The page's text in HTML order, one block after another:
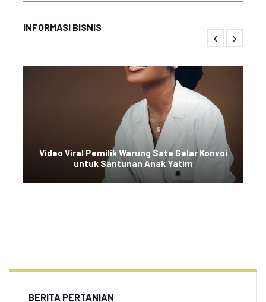
INFORMASI BISNIS
Video Viral Pemilik Warung Sate Gelar Konvoi
untuk Santunan Anak Yatim
BERITA PERTANIAN